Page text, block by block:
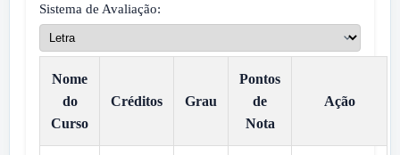
Sistema de Avaliação:
Nome
do
Curso
Créditos Grau
Pontos
de
Nota
Ação